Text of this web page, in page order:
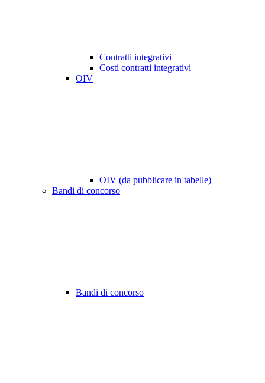
Contratti integrativi
Costi contratti integrativi
OIV
OIV (da pubblicare in tabelle)
Bandi di concorso
Bandi di concorso